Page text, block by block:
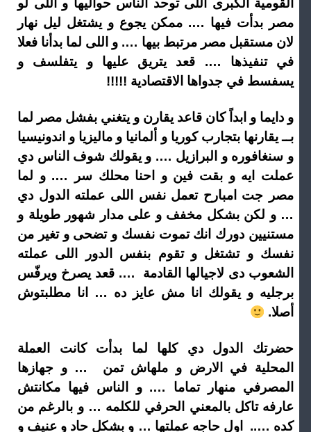
القومية الكبرى اللى توحد الناس حواليها و اللى لو
مصر بدأت فيها …. ممكن يجوع و يشتغل ليل نهار
لان مستقبل مصر مرتبط بيها …. و اللى لما بدأنا فعلا
في تنفيذها …. قعد يتريق عليها و يتفلسف و
يسفسط في جدواها الاقتصادية !!!!!
و دايما و ابداً كان قاعد يقارن و يتغني بفشل مصر لما
بــ يقارنها بتجارب كوريا و ألمانيا و ماليزيا و اندونيسيا
و سنغافوره و البرازيل …. و يقولك شوف الناس دي
عملت ايه و بقت فين و احنا محلك سر …. و لما
مصر جت امبارح تعمل نفس اللى عملته الدول دي
… و لكن بشكل مخفف و على مدار شهور طويلة و
مستنيين دورك انك تموت نفسك و تضحى و تغير من
نفسك و تشتغل و تقوم بنفس الدور اللى عملته
الشعوب دى لاجيالها القادمة …. قعد يصرخ ويرفّس
برجليه و يقولك انا مش عايز ده … انا مطلبتوش
أصلا.
حضرتك الدول دي كلها لما بدأت كانت العملة
المحلية في الارض و ملهاش تمن … و جهازها
المصرفي منهار تماما …. و الناس فيها مكانتش
عارفه تاكل بالمعني الحرفي للكلمه … و بالرغم من
كده ….. اول حاجه عملتها … و بشكل حاد و عنيف و